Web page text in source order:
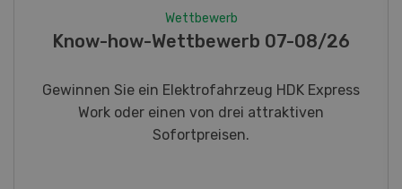
Fotorätsel 07-08/26
Gewinnen Sie eines von fünf LANDI
Taschenmessern